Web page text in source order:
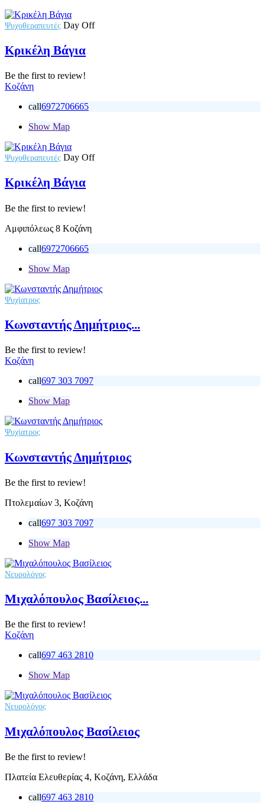
Ψυχοθεραπευτές Day Off
Κρικέλη Βάγια
Be the first to review!
Κοζάνη
call6972706665
Show Map
Ψυχοθεραπευτές Day Off
Κρικέλη Βάγια
Be the first to review!
Αμφιπόλεως 8 Κοζάνη
call6972706665
Show Map
Ψυχίατρος
Κωνσταντής Δημήτριος...
Be the first to review!
Κοζάνη
call697 303 7097
Show Map
Ψυχίατρος
Κωνσταντής Δημήτριος
Be the first to review!
Πτολεμαίων 3, Κοζάνη
call697 303 7097
Show Map
Νευρολόγος
Μιχαλόπουλος Βασίλειος...
Be the first to review!
Κοζάνη
call697 463 2810
Show Map
Νευρολόγος
Μιχαλόπουλος Βασίλειος
Be the first to review!
Πλατεία Ελευθερίας 4, Κοζάνη, Ελλάδα
call697 463 2810